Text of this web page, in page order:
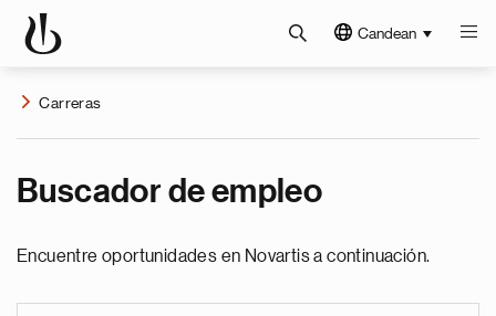
Candean
Carreras
Buscador de empleo
Encuentre oportunidades en Novartis a continuación.